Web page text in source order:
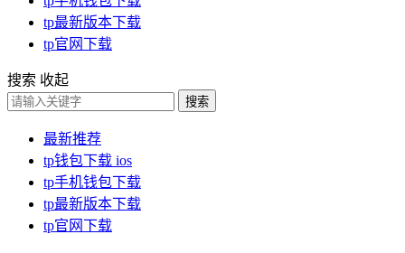
tp最新版本下载
tp官网下载
搜索 收起
搜索
最新推荐
tp钱包下载 ios
tp手机钱包下载
tp最新版本下载
tp官网下载